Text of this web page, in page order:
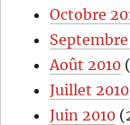
Octobre
Août 2010
Juillet 2010
Juin 2010